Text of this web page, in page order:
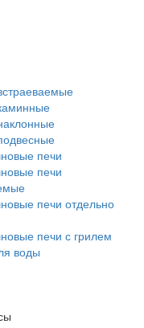
печи
печи
печи отдельно
печи с грилем
воды